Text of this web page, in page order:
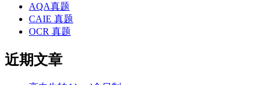
AQA真题
CAIE 真题
OCR 真题
近期文章